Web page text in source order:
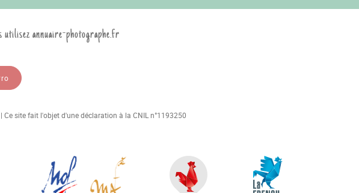
utilisez annuaire-photographe.fr
site fait l'objet d'une déclaration à la CNIL n°1193250